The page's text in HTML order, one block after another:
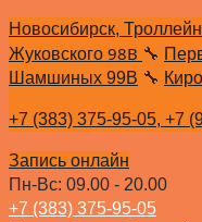
Новосибирск,
Жуковского 98В 🔧
Шамшиных 99В 🔧
+7 (383) 375-95-05, +7
Запись онлайн
Пн-Вс: 09.00 - 20.00
+7 (383) 375-95-05